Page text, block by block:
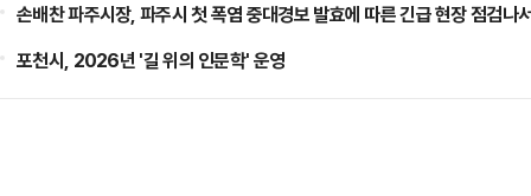
손배찬 파주시장, 파주시 첫 폭염 중대경보 발효에 따른 긴급 현장 점검나
포천시, 2026년 '길 위의 인문학' 운영